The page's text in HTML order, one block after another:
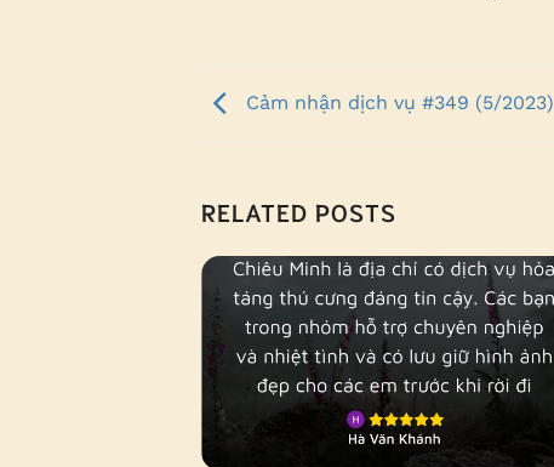
Cảm nhận dịch vụ #349 (5/2023)
RELATED POSTS